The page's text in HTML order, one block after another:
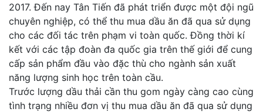
2017. Đến nay Tân Tiến đã phát triển được một đội ngũ
chuyên nghiệp, có thể thu mua dầu ăn đã qua sử dụng
cho các đối tác trên phạm vi toàn quốc. Đồng thời kí
kết với các tập đoàn đa quốc gia trên thế giới để cung
cấp sản phẩm đầu vào đặc thù cho ngành sản xuất
năng lượng sinh học trên toàn cầu.
Trước lượng dầu thải cần thu gom ngày càng cao cùng
tình trạng nhiều đơn vị thu mua dầu ăn đã qua sử dụng